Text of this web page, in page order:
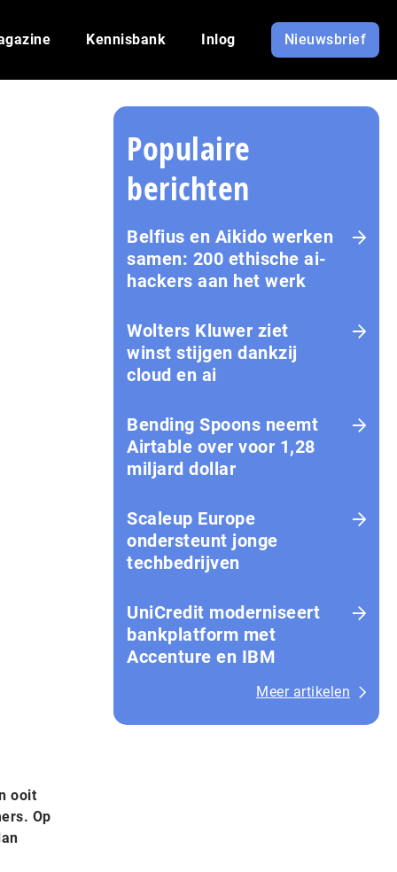
Kennisbank Inlog Nieuwsbrief
ooit
Op
Populaire
berichten
Belfius en Aikido werken
samen: 200 ethische ai-
hackers aan het werk
Wolters Kluwer ziet
winst stijgen dankzij
cloud en ai
Bending Spoons neemt
Airtable over voor 1,28
miljard dollar
Scaleup Europe
ondersteunt jonge
techbedrijven
UniCredit moderniseert
bankplatform met
Accenture en IBM
Meer artikelen